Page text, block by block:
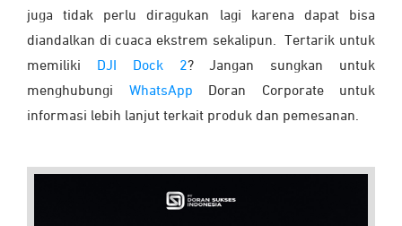
juga tidak perlu diragukan lagi karena dapat bisa
diandalkan di cuaca ekstrem sekalipun.
Tertarik untuk
memiliki DJI Dock 2? Jangan sungkan untuk
menghubungi WhatsApp Doran Corporateuntuk
informasi lebih lanjut terkait produk dan pemesanan.